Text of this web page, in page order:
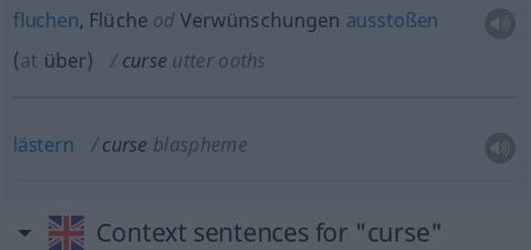
fluchen, Flüche od Verwünschungen ausstoßen
(at über) curse utter oaths
lästern curse blaspheme
Context sentences for "curse"